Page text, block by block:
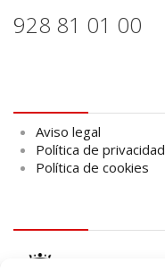
928 81 01 00
Aviso legal
Política de privacidad
Política de cookies